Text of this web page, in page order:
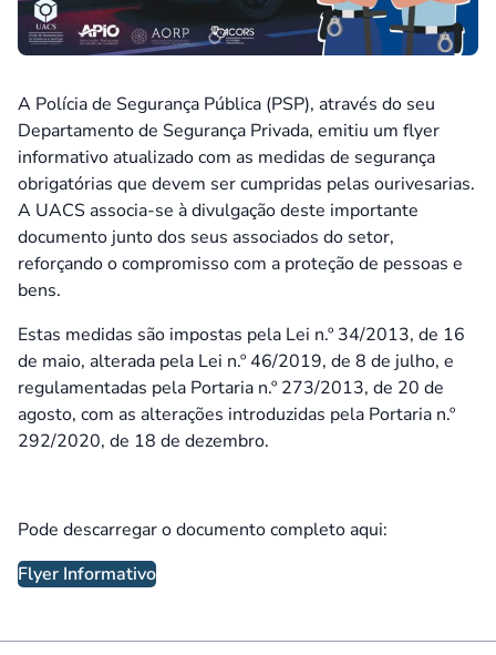
A Polícia de Segurança Pública (PSP), através do seu
Departamento de Segurança Privada, emitiu um flyer
informativo atualizado com as medidas de segurança
obrigatórias que devem ser cumpridas pelas ourivesarias.
A UACS associa-se à divulgação deste importante
documento junto dos seus associados do setor,
reforçando o compromisso com a proteção de pessoas e
bens.
Estas medidas são impostas pela Lei n.º 34/2013, de 16
de maio, alterada pela Lei n.º 46/2019, de 8 de julho, e
regulamentadas pela Portaria n.º 273/2013, de 20 de
agosto, com as alterações introduzidas pela Portaria n.º
292/2020, de 18 de dezembro.
Pode descarregar o documento completo aqui:
Flyer Informativo